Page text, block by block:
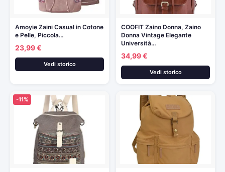
Amoyie Zaini Casual in Cotone
e Pelle, Piccola…
23,99 €
Vedi storico
COOFIT Zaino Donna, Zaino
Donna Vintage Elegante
Università…
34,99 €
Vedi storico
-11%